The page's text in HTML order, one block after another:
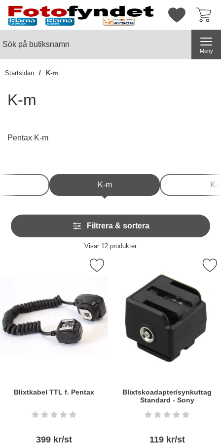
Startsidan för butiksnamn
Mina
Meny
Startsidan K-m
K-m
Pentax K-m
Underkategorier
K-m K-r
Hoppa
över
filtersektionen
Filtrera & sortera
Filtrera & sortera
Visar 12 produkter
Blixtkabel TTL f. Pentax
Art. nr6090 Betyg: 0 stjärnor av 5
399 kr/st
Markera blixtkabel TTL f. Pentax som favorit
Blixtskoadapter/synkuttag
Standard - Sony
Art. nr6252 Betyg: 0 stjärnor
119 kr/st
Markera blixtskoadapter/